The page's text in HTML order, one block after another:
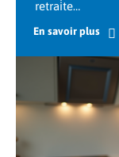
retraite…
En savoir plus